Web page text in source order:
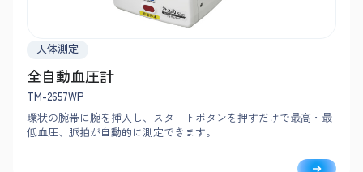
人体測定
全自動血圧計
TM-2657WP
環状の腕帯に腕を挿入し、スタートボタンを押すだけで最高・最
低血圧、脈拍が自動的に測定できます。